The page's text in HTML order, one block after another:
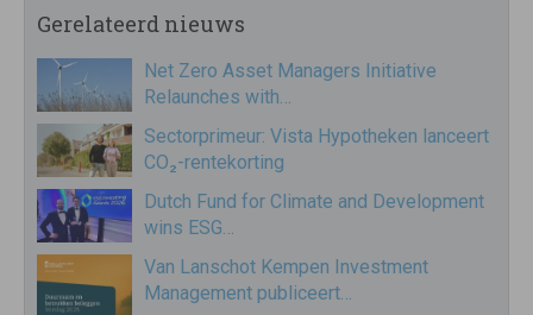
Gerelateerd nieuws
Net Zero Asset Managers Initiative
Relaunches with…
Sectorprimeur: Vista Hypotheken lanceert
CO₂-rentekorting
Dutch Fund for Climate and Development
wins ESG…
Van Lanschot Kempen Investment
Management publiceert…